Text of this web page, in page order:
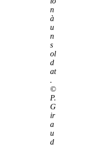
n
à
u
n
s
ol
d
at
.
©
P.
G
ir
a
u
d